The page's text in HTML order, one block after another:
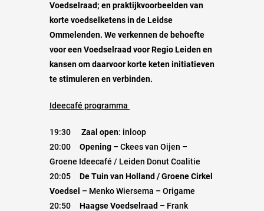
Voedselraad; enpraktijkvoorbeelden van
korte voedselketens in de Leidse
Ommelenden. We verkennen de behoefte
voor een Voedselraad voor Regio Leiden en
kansen om daarvoor korte keten initiatieven
te stimuleren en verbinden.
Ideecafé programma
19:30 Zaal open: inloop
20:00 Opening – Ckees van Oijen –
Groene Ideecafé / Leiden Donut Coalitie
20:05 De Tuin van Holland / Groene Cirkel
Voedsel – Menko Wiersema – Origame
20:50 Haagse Voedselraad – Frank